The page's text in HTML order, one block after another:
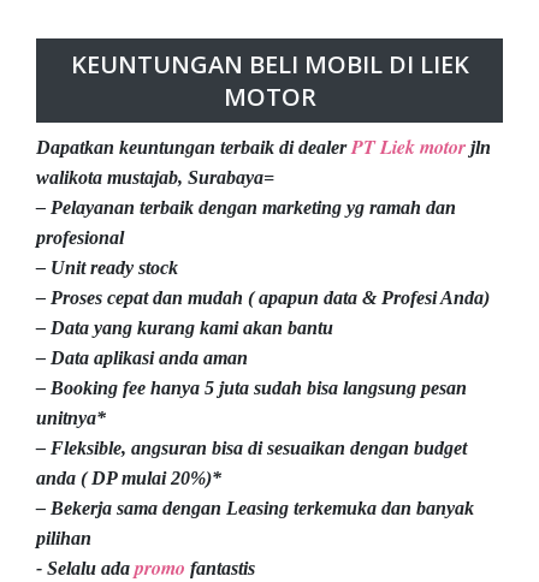
KEUNTUNGAN BELI MOBIL DI LIEK
MOTOR
Dapatkan keuntungan terbaik di dealerPT Liek motor jln
walikota mustajab, Surabaya=
– Pelayanan terbaik dengan marketing yg ramah dan
profesional
– Unit ready stock
– Proses cepat dan mudah ( apapun data & Profesi Anda)
– Data yang kurang kami akan bantu
– Data aplikasi anda aman
– Booking fee hanya 5 juta sudah bisa langsung pesan
unitnya*
– Fleksible, angsuran bisa di sesuaikan dengan budget
anda ( DP mulai 20%)*
– Bekerja sama dengan Leasing terkemuka dan banyak
pilihan
- Selalu ada promo fantastis